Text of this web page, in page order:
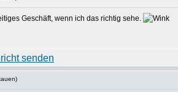
Geschäft, wenn ich das richtig sehe.